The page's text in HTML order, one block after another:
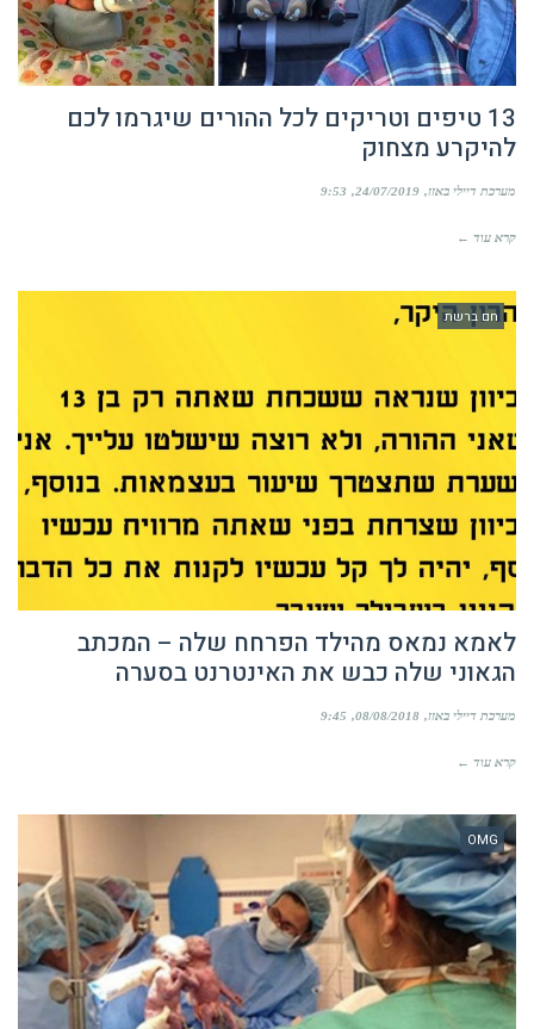
13 טיפים וטריקים לכל ההורים שיגרמו לכם
להיקרע מצחוק
מערכת דיילי באזז 24/07/2019
9:53
קרא עוד ←
חם ברשת
לאמא נמאס מהילד הפרחח שלה – המכתב
הגאוני שלה כבש את האינטרנט בסערה
מערכת דיילי באזז 08/08/2018
9:45
קרא עוד ←
OMG